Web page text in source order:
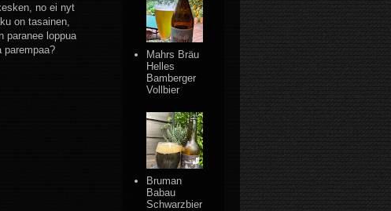
no ei nyt
on tasainen,
paranee loppua
parempaa?
Mahrs Bräu
Helles
Bamberger
Vollbier
Bruman
Babau
Schwarzbier